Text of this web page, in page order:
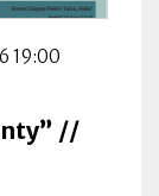
19:00
//